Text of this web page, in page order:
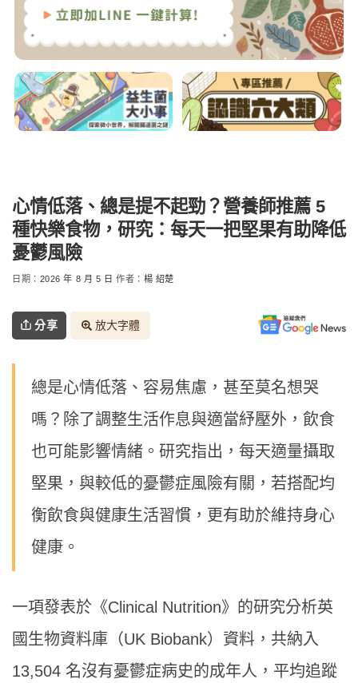
心情低落、總是提不起勁？營養師推薦 5
種快樂食物，研究：每天一把堅果有助降低
憂鬱風險
日期： 2026 年 8 月 5 日 作者： 楊 紹楚
分享 放大字體
總是心情低落、容易焦慮，甚至莫名想哭
嗎？除了調整生活作息與適當紓壓外，飲食
也可能影響情緒。研究指出，每天適量攝取
堅果，與較低的憂鬱症風險有關，若搭配均
衡飲食與健康生活習慣，更有助於維持身心
健康。
一項發表於《Clinical Nutrition》的研究分析英
國生物資料庫（UK Biobank）資料，共納入
13,504 名沒有憂鬱症病史的成年人，平均追蹤